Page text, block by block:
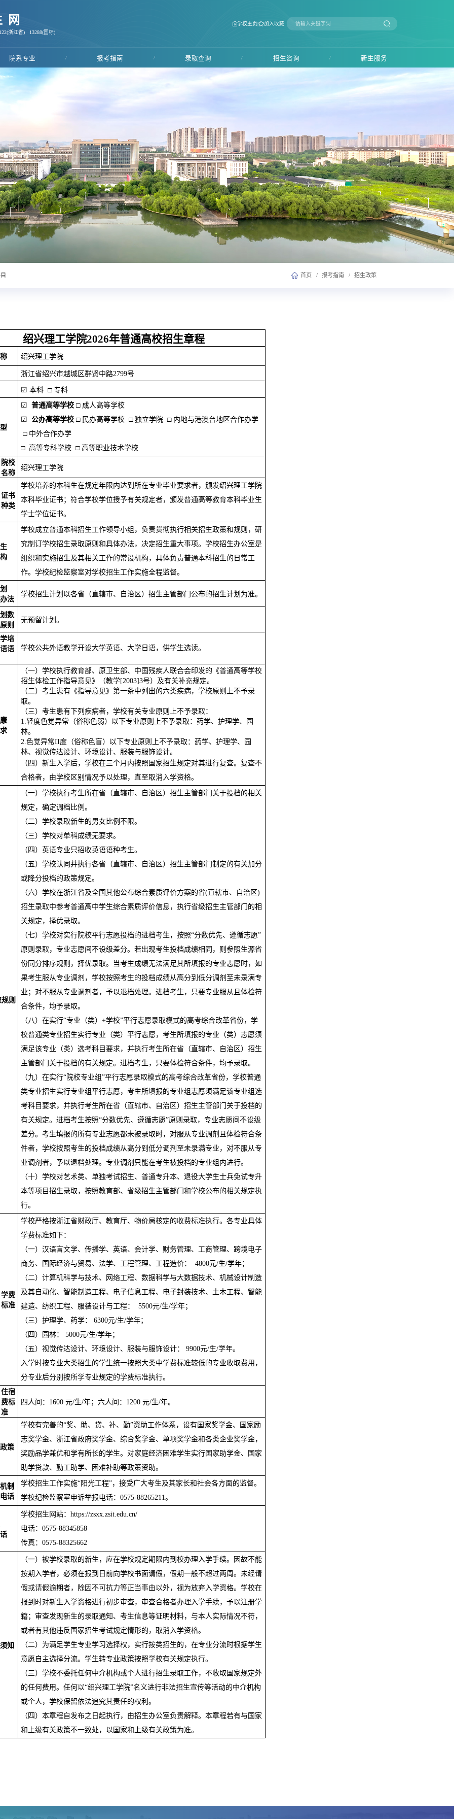
网
浙江省) 13288(国标)
学校主页| 加入收藏
院系专业 / 报考指南 / 录取查询 / 招生咨询 / 新生服务
首页 / 报考指南 / 招生政策
绍兴理工学院2026年普通高校招生章程
绍兴理工学院
浙江省绍兴市越城区群贤中路2799号
☑ 本科 □ 专科
☑ 普通高等学校 □ 成人高等学校
☑ 公办高等学校 □ 民办高等学校 □ 独立学院 □ 内地与港澳台地区合作办学
□ 中外合作办学
□ 高等专科学校 □ 高等职业技术学校
院校
名称
绍兴理工学院
证书
种类
学校培养的本科生在规定年限内达到所在专业毕业要求者，颁发绍兴理工学院
本科毕业证书；符合学校学位授予有关规定者，颁发普通高等教育本科毕业生
学士学位证书。
学校成立普通本科招生工作领导小组，负责贯彻执行相关招生政策和规则，研
究制订学校招生录取原则和具体办法，决定招生重大事项。学校招生办公室是
组织和实施招生及其相关工作的常设机构，具体负责普通本科招生的日常工
作。学校纪检监察室对学校招生工作实施全程监督。
法
学校招生计划以各省（直辖市、自治区）招生主管部门公布的招生计划为准。
数
则
无预留计划 。
培
语
学校公共外语教学开设大学英语、大学日语，供学生选读。
（一）学校执行教育部、原卫生部、中国残疾人联合会印发的《普通高等学校
招生体检工作指导意见》
（教学[2003]3号） 及有关补充规定。
（二）考生患有《指导意见》第一条中列出的六类疾病，学校原则上不予录
取。
（三）考生患有下列疾病者，学校有关专业原则上不予录取：
1. 轻度色觉异常（俗称色弱）以下专业原则上不予录取： 药学、护理学、园
林。
2. 色觉异常II度（俗称色盲）以下专业原则上不予录取：药学、护理学、园
林、视觉传达设计、环境设计、服装与服饰设计。
（四）新生入学后，学校在三个月内按照国家招生规定对其进行复查。复查不
合格者，由学校区别情况予以处理，直至取消入学资格。
则
（一）学校执行考生所在省（直辖市、自治区）招生主管部门关于投档的相关
规定，确定调档比例。
（二）学校录取新生的男女比例不限。
（三）学校对单科成绩无要求。
（四）英语专业只招收英语语种考生。
（五）学校认同并执行各省（直辖市、自治区）招生主管部门制定的有关加分
或降分投档的政策规定。
（六）学校在浙江省及全国其他公布综合素质评价方案的省(直辖市、自治区)
招生录取中参考普通高中学生综合素质评价信息，执行省级招生主管部门的相
关规定，择优录取。
（七）学校对实行院校平行志愿投档的进档考生，按照“分数优先、遵循志愿”
原则录取，专业志愿间不设级差分。若出现考生投档成绩相同，则参照生源省
份同分排序规则，择优录取。当考生成绩无法满足其所填报的专业志愿时，如
果考生服从专业调剂，学校按照考生的投档成绩从高分到低分调剂至未录满专
业；对不服从专业调剂者，予以退档处理。进档考生，只要专业服从且体检符
合条件，均予录取。
（八）在实行“专业（类） +学校”平行志愿录取模式的高考综合改革省份，学
校普通类专业招生实行专业（类）平行志愿，考生所填报的专业（类）志愿须
满足该专业（类）选考科目要求，并执行考生所在省（直辖市、自治区）招生
主管部门关于投档的有关规定。进档考生，只要体检符合条件，均予录取。
（九）在实行“院校专业组”平行志愿录取模式的高考综合改革省份，学校普通
类专业招生实行专业组平行志愿，考生所填报的专业组志愿须满足该专业组选
考科目要求，并执行考生所在省（直辖市、自治区）招生主管部门关于投档的
有关规定。进档考生按照“分数优先、遵循志愿”原则录取，专业志愿间不设级
差分。考生填报的所有专业志愿都未被录取时，对服从专业调剂且体检符合条
件者，学校按照考生的投档成绩从高分到低分调剂至未录满专业，对不服从专
业调剂者，予以退档处理。专业调剂只能在考生被投档的专业组内进行。
（十）学校对艺术类、单独考试招生、 普通专升本、退役大学生士兵免试专升
本等项目招生录取 ，按照教育部、省级招生主管部门和学校公布的相关规定执
行。
学费
标准
学校严格按浙江省财政厅、教育厅、物价局核定的收费标准执行。各专业具体
学费标准如下：
（一） 汉语言文学、传播学、英语、会计学、财务管理、工商管理、 跨境电子
商务、国际经济与贸易、法学、工程管理、工程造价：
4800元/生/学年；
（二） 计算机科学与技术、 网络工程、 数据科学与大数据技术、机械设计制造
及其自动化、智能制造工程、 电子信息工程、 电子封装技术、土木工程、智能
建造、纺织工程、服装设计与工程：
5500元/生/学年；
（三） 护理学、药学： 6300元/生/学年；
（四）
园林： 5000元/生/学年；
（五） 视觉传达设计、环境设计、服装与服饰设计： 9900元/生/学年。
入学时按专业大类招生的学生统一按照大类中学费标准较低的专业收取费用，
分专业后分别按所学专业规定的学费标准执行。
住宿
费标
准
四人间： 1600 元/生/年；六人间： 1 200 元/生/年。
策
学校有完善的“奖、助、贷、补、勤”资助工作体系，设有国家奖学金、国家励
志奖学金、浙江省政府奖学金、综合奖学金、单项奖学金和各类企业奖学金，
奖励品学兼优和学有所长的学生。对家庭经济困难学生实行国家助学金、国家
助学贷款、勤工助学、困难补助等政策资助。
制
话
学校招生工作实施“阳光工程”，接受广大考生及其家长和社会各方面的监督。
学校纪检监察室申诉举报电话： 0575-88265211。
学校招生网站： https://zsxx.zsit.edu.cn/
电话： 0575-88345858
传真： 0575-88325662
知
（一）被学校录取的新生，应在学校规定期限内到校办理入学手续。因故不能
按期入学者，必须在报到日前向学校书面请假，假期一般不超过两周。未经请
假或请假逾期者，除因不可抗力等正当事由以外，视为放弃入学资格。学校在
报到时对新生入学资格进行初步审查，审查合格者办理入学手续，予以注册学
籍；审查发现新生的录取通知、考生信息等证明材料，与本人实际情况不符，
或者有其他违反国家招生考试规定情形的，取消入学资格。
（二）为满足学生专业学习选择权，实行按类招生的，在专业分流时根据学生
意愿自主选择分流。学生转专业政策按照学校有关规定执行。
（三）学校不委托任何中介机构或个人进行招生录取工作，不收取国家规定外
的任何费用。任何以“绍兴理工学院”名义进行非法招生宣传等活动的中介机构
或个人，学校保留依法追究其责任的权利。
（四）本章程自发布之日起执行，由招生办公室负责解释。本章程若有与国家
和上级有关政策不一致处，以国家和上级有关政策为准。